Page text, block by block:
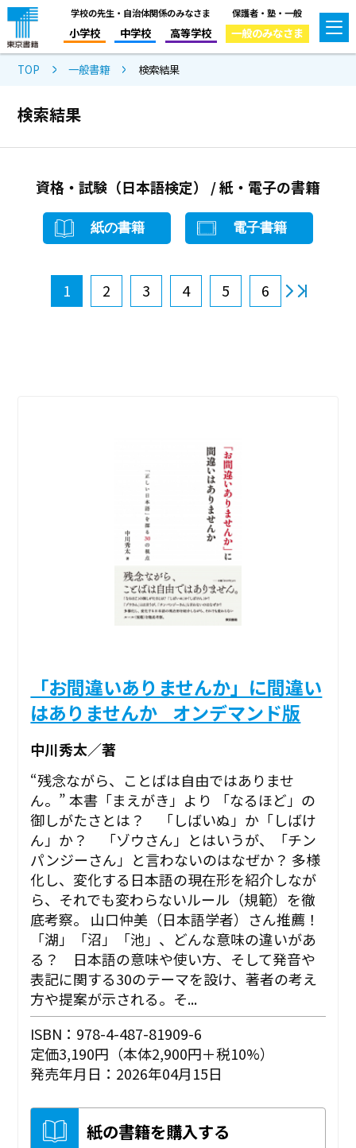
学校の先生・自治体関係のみなさま
小学校 中学校 高等学校
保護者・塾・一般
一般のみなさま
TOP 一般書籍 検索結果
検索結果
資格・試験（日本語検定） / 紙・電子の書籍
紙の書籍 電子書籍
1 2 3 4 5 6
「お間違いありませんか」に間違い
はありませんか _オンデマンド版
中川秀太／著
“残念ながら、ことばは自由ではありませ
ん。” ――本書「まえがき」より 「なるほど」の
御しがたさとは？ 「しばいぬ」か「しばけ
ん」か？ 「ゾウさん」とはいうが、「チン
パンジーさん」と言わないのはなぜか？ 多様
化し、変化する日本語の現在形を紹介しなが
ら、それでも変わらないルール（規範）を徹
底考察。 山口仲美（日本語学者）さん推薦！
「湖」「沼」「池」、どんな意味の違いがあ
る？ 日本語の意味や使い方、そして発音や
表記に関する30のテーマを設け、著者の考え
方や提案が示される。そ...
ISBN：978-4-487-81909-6
定価3,190円（本体2,900円＋税10%）
発売年月日：2026年04月15日
紙の書籍を購入する